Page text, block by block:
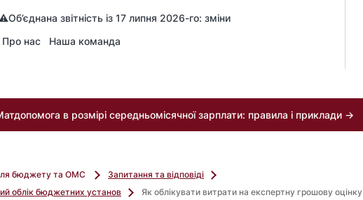
⚠️Об’єднана звітність із 17 липня 2026-го: зміни
Про нас Наша команда
в розмірі середньомісячної зарплати: правила і приклади →
бюджету та ОМС
Запитання та відповіді
облік бюджетних установ
Як облікувати витрати на експертну грошову оцінку